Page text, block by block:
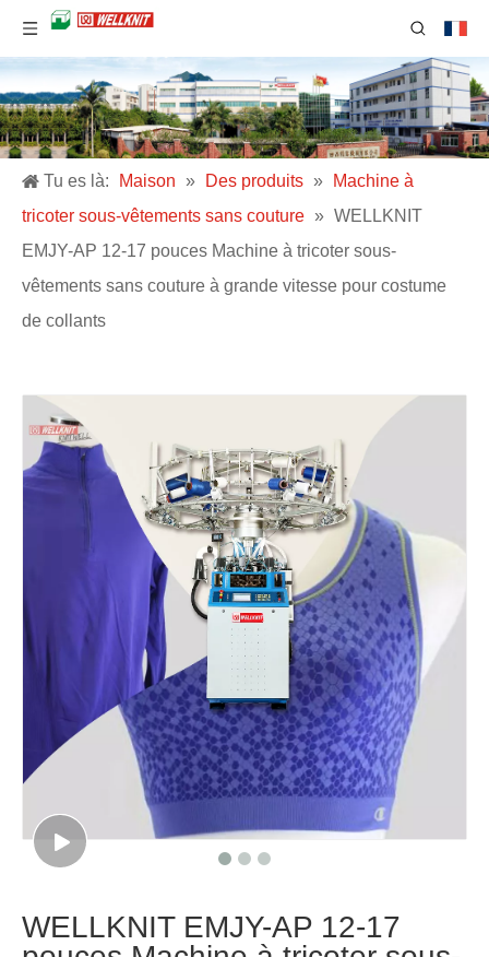
Tu es là: Maison » Des produits »
Machine à
tricoter sous-vêtements sans couture » WELLKNIT
EMJY-AP 12-17 pouces Machine à tricoter sous-
vêtements sans couture à grande vitesse pour costume
de collants
WELLKNIT EMJY-AP 12-17